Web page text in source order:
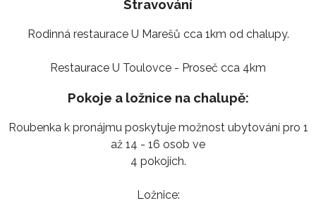
Stravování
Rodinná restaurace U Marešů cca 1km od chalupy.
Restaurace U Toulovce - Proseč cca 4km
Pokoje a ložnice na chalupě:
Roubenka k pronájmu poskytuje možnost ubytování pro 1
až 14 - 16 osob ve
4 pokojích.
Ložnice: